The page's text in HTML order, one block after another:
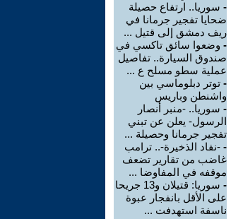
- سوريا.. ارتفاع حصيلة
ضحايا تفجير جرمانا في
ريف دمشق إلى قتيل ...
- وضعوا سائق تاكسي في
صندوق السيارة.. تفاصيل
عملية سطو مسلح ع ...
- توتر دبلوماسي بين
واشنطن وباريس
- سوريا.. -منبر أنصار
الرسول- يعلن عن تبني
تفجير جرمانا وحصيلة ...
- -نفاد الذخيرة-.. ترامب
غاضب من تقارير تضعف
موقفه في المفاوضا ...
-
سوريا: قتيلان و13 جريحا
على الأقل بانفجار عبوة
ناسفة استهدفت ...